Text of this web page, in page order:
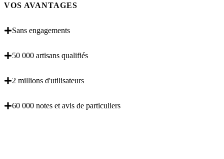
VOS AVANTAGES
Sans engagements
50 000 artisans qualifiés
2 millions d'utilisateurs
60 000 notes et avis de particuliers